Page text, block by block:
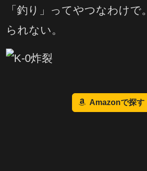
「釣り」ってやつなわけで
られない。
Amazonで探す